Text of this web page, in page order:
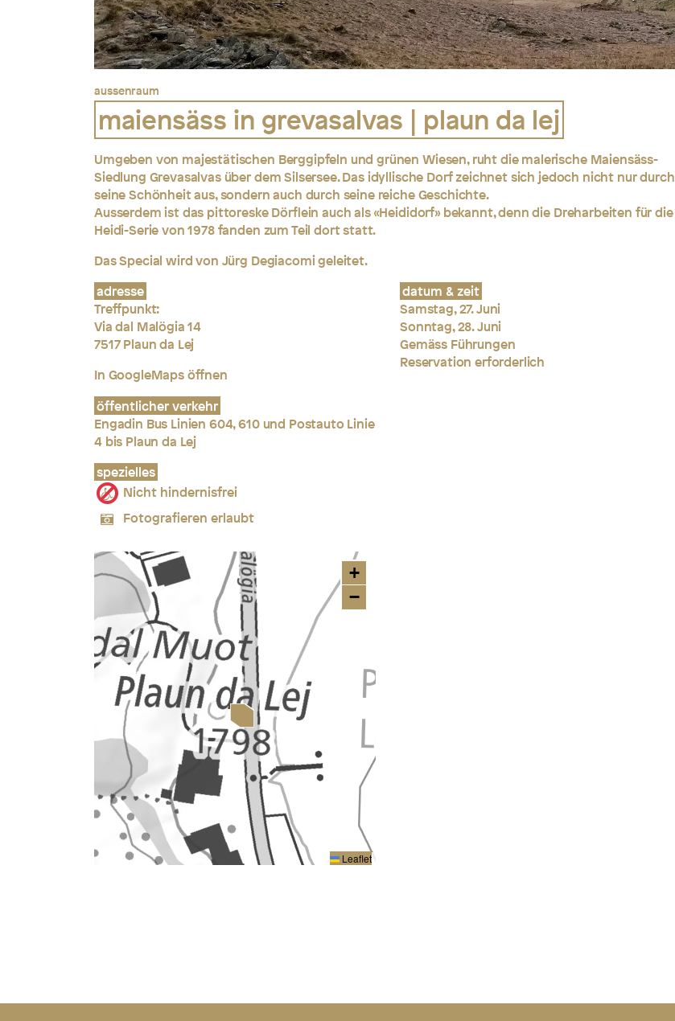
aussenraum
maiensäss in grevasalvas | plaun da lej
Umgeben von majestätischen Berggipfeln und grünen Wiesen, ruht die malerische Maiensäss-
Siedlung Grevasalvas über dem Silsersee. Das idyllische Dorf zeichnet sich jedoch nicht nur durch
seine Schönheit aus, sondern auch durch seine reiche Geschichte.
Ausserdem ist das pittoreske Dörflein auch als «Heididorf» bekannt, denn die Dreharbeiten für die
Heidi-Serie von 1978 fanden zum Teil dort statt.
Das Special wird von Jürg Degiacomi geleitet.
datum & zeit
Samstag, 27. Juni
Sonntag, 28. Juni
Gemäss Führungen
Reservation erforderlich
adresse
Treffpunkt:
Via dal Malögia 14
7517 Plaun da Lej
In GoogleMaps öffnen
öffentlicher verkehr
Engadin Bus Linien 604, 610 und Postauto Linie
4 bis Plaun da Lej
spezielles
Nicht hindernisfrei
Fotografieren erlaubt
+
−
Leaflet